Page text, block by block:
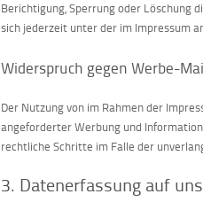
Berichtigung, Sperrung oder Löschung
sich jederzeit unter der im Impressum
Widerspruch gegen Werbe-
Der Nutzung von im Rahmen der
angeforderter Werbung und
rechtliche Schritte im Falle der
3. Datenerfassung auf